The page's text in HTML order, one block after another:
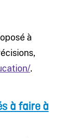
à
.
à faire à